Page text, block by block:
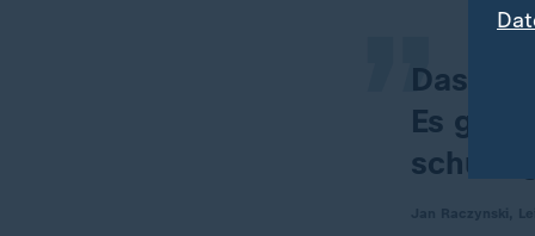
Das
Es geht